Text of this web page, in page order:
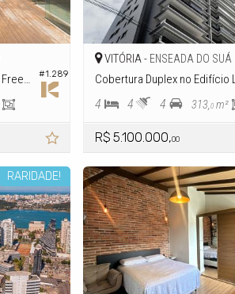
#1.289
Cobertura Duplex no Edificio Freedom Of The Seas
VITÓRIA - ENSEADA DO SUÁ
4 4 4 313,0 m²
R$ 5.100.000,00
RARIDADE!